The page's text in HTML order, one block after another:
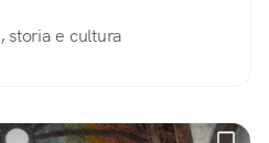
storia e cultura